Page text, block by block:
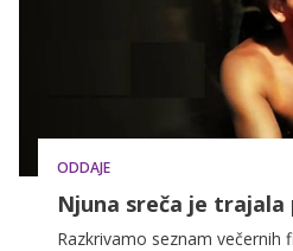
ODDAJE
Njuna sreča je
Razkrivamo seznam večernih